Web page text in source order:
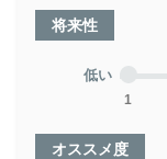
将来性
低い
1
オススメ度